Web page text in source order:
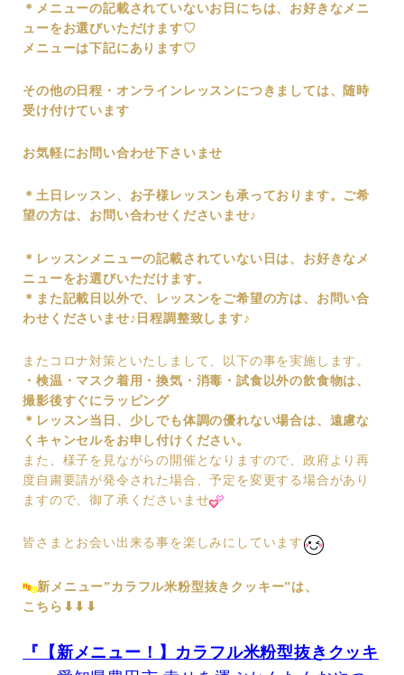
＊メニューの記載されていないお日にちは、お好きなメニ
ューをお選びいただけます♡
メニューは下記にあります♡
その他の日程・オンラインレッスンにつきましては、随時
受け付けています
お気軽にお問い合わせ下さいませ
＊土日レッスン、お子様レッスンも承っております。ご希
望の方は、お問い合わせくださいませ♪
＊レッスンメニューの記載されていない日は、お好きなメ
ニューをお選びいただけます。
＊また記載日以外で、レッスンをご希望の方は、お問い合
わせくださいませ♪日程調整致します♪
またコロナ対策といたしまして、以下の事を実施します。
・検温 ・マスク着用 ・換気 ・消毒 ・試食以外の飲食物は、
撮影後すぐにラッピング
＊レッスン当日、少しでも体調の優れない場合は、 遠慮な
くキャンセルをお申し付けください。
また、様子を見ながらの開催となりますので、政府より再
度自粛要請が発令された場合、予定を変更する場合があり
ますので、御了承くださいませ
皆さまとお会い出来る事を楽しみにしています
新メニュー”カラフル米粉型抜きクッキー”は、
こちら⬇︎⬇︎⬇︎
『【新メニュー！】カラフル米粉型抜きクッキ